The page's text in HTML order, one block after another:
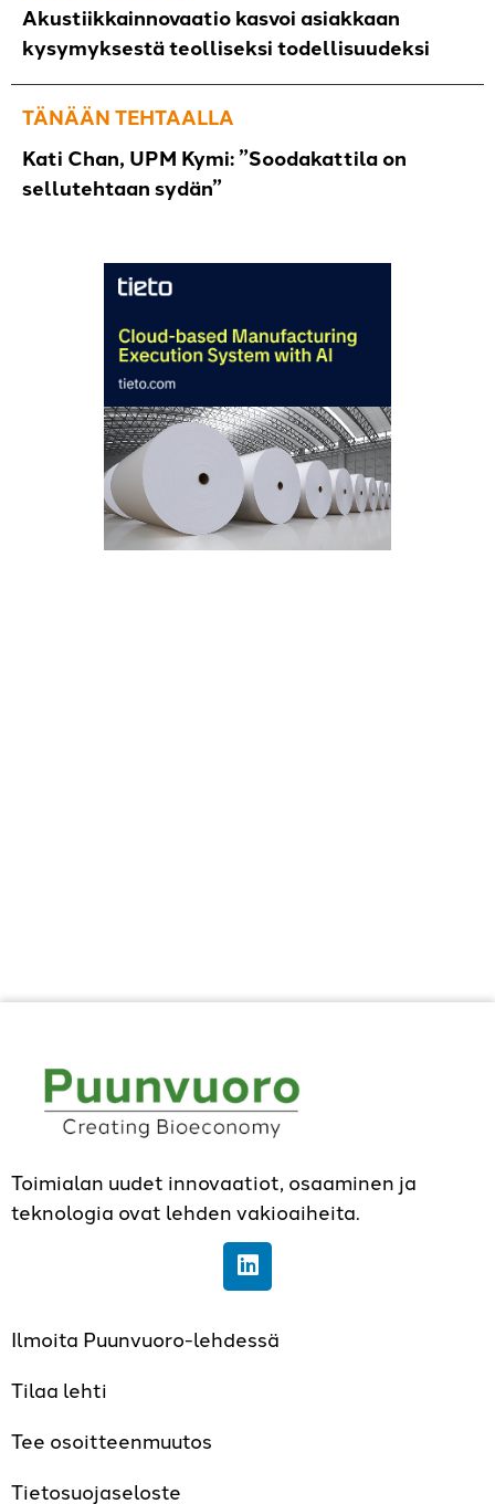
Akustiikkainnovaatio kasvoi asiakkaan
kysymyksestä teolliseksi todellisuudeksi
TÄNÄÄN TEHTAALLA
Kati Chan, UPM Kymi: ”Soodakattila on
sellutehtaan sydän”
Toimialan uudet innovaatiot, osaaminen ja
teknologia ovat lehden vakioaiheita.
Ilmoita Puunvuoro-lehdessä
Tilaa lehti
Tee osoitteenmuutos
Tietosuojaseloste